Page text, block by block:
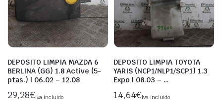
DEPOSITO LIMPIA MAZDA 6
BERLINA (GG) 1.8 Active (5-
ptas.) | 06.02 – 12.08
29,28€Iva incluido
DEPOSITO LIMPIA TOYOTA
YARIS (NCP1/NLP1/SCP1) 1.3
Expo | 08.03 – …
14,64€Iva incluido